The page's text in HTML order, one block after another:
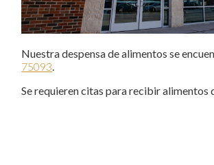
Nuestra despensa de alimentos se
75093
Se requieren citas para recibir alimentos